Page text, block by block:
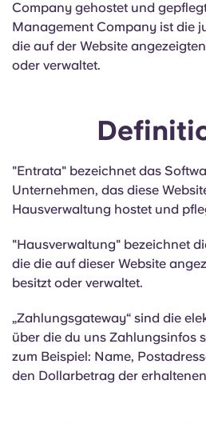
Company gehostet und
Management Company ist die
die auf der Website
oder verwaltet.
"Entrata" bezeichnet das
Unternehmen, das diese
Hausverwaltung hostet und
"Hausverwaltung" bezeichnet
die die auf dieser Website
besitzt oder verwaltet.
„Zahlungsgateway“ sind die
über die du uns Zahlungsinfos
zum Beispiel: Name,
den Dollarbetrag der